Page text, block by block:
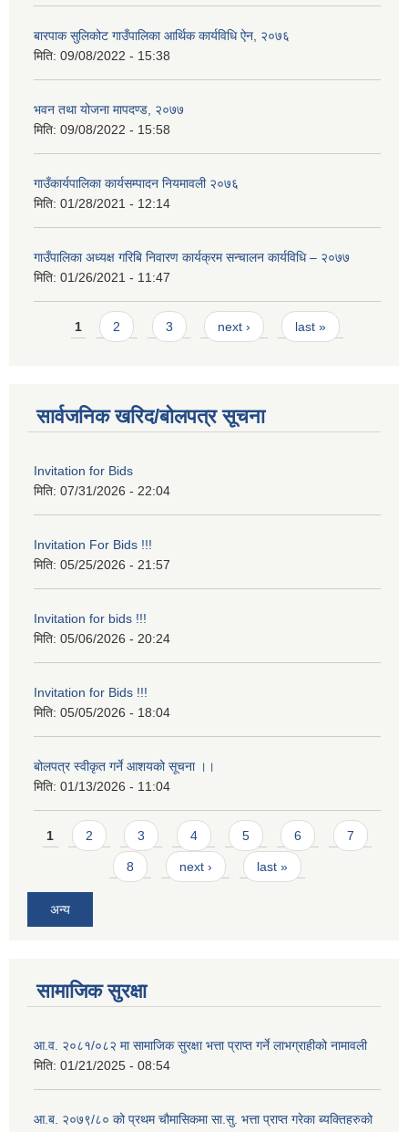
बारपाक सुलिकोट गाउँपालिका आर्थिक कार्यविधि ऐन, २०७६
मिति: 09/08/2022 - 15:38
भवन तथा योजना मापदण्ड, २०७७
मिति: 09/08/2022 - 15:58
गाउँकार्यपालिका कार्यसम्पादन नियमावली २०७६
मिति: 01/28/2021 - 12:14
गाउँपालिका अध्यक्ष गरिबि निवारण कार्यक्रम सन्चालन कार्यविधि – २०७७
मिति: 01/26/2021 - 11:47
Pages
1 2 3 next › last »
सार्वजनिक खरिद/बोलपत्र सूचना
Invitation for Bids
मिति: 07/31/2026 - 22:04
Invitation For Bids !!!
मिति: 05/25/2026 - 21:57
Invitation for bids !!!
मिति: 05/06/2026 - 20:24
Invitation for Bids !!!
मिति: 05/05/2026 - 18:04
बोलपत्र स्वीकृत गर्ने आशयको सूचना ।।
मिति: 01/13/2026 - 11:04
Pages
1 2 3 4 5 6 7
8 next › last »
अन्य
सामाजिक सुरक्षा
आ.व. २०८१/०८२ मा सामाजिक सुरक्षा भत्ता प्राप्त गर्ने लाभग्राहीको नामावली
मिति: 01/21/2025 - 08:54
आ.ब. २०७९/८० को प्रथम चौमासिकमा सा.सु. भत्ता प्राप्त गरेका ब्यक्तिहरुको